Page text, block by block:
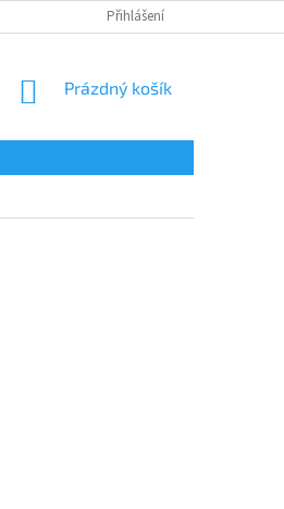
Přihlášení
NÁKUPNÍ
Prázdný košík